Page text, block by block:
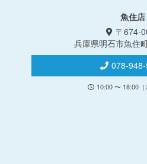
魚住店
〒674-
兵庫県明石市魚住
078-
10:00 〜 18:00（